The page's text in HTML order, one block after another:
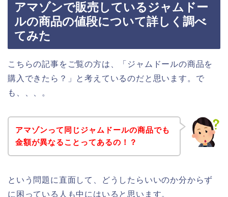
アマゾンで販売しているジャムドー
ルの商品の値段について詳しく調べ
てみた
こちらの記事をご覧の方は、「ジャムドールの商品を
購入できたら？」と考えているのだと思います。で
も、、、。
アマゾンって同じジャムドールの商品でも
金額が異なることってあるの！？
という問題に直面して、どうしたらいいのか分からず
に困っている人も中にはいると思います。